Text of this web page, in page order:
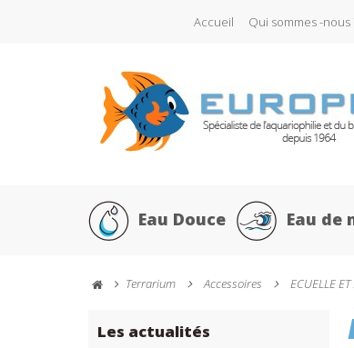
Accueil Qui sommes -nous
Eau Douce Eau de
Terrarium Accessoires ECUELLE
Les actualités